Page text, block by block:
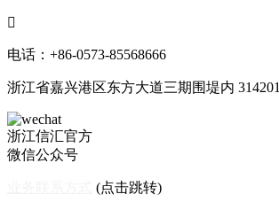

电话：+86-0573-85568666
浙江省嘉兴港区东方大道三期围堤内 314201
浙江信汇官方
微信公众号
(点击跳转)